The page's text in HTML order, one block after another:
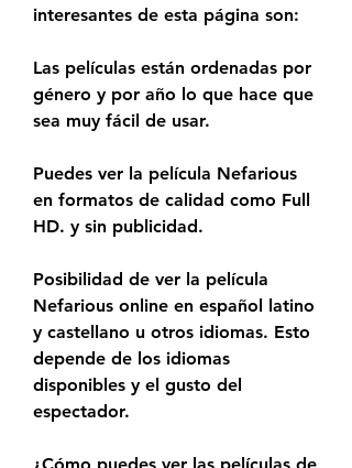
interesantes de esta página son:
Las películas están ordenadas por
género y por año lo que hace que
sea muy fácil de usar.
Puedes ver la película Nefarious
en formatos de calidad como Full
HD. y sin publicidad.
Posibilidad de ver la película
Nefarious online en español latino
y castellano u otros idiomas. Esto
depende de los idiomas
disponibles y el gusto del
espectador.